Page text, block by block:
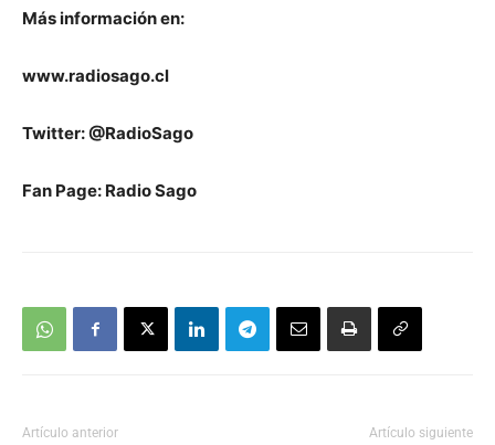
Más información en:
www.radiosago.cl
Twitter: @RadioSago
Fan Page: Radio Sago
Artículo anterior Artículo siguiente